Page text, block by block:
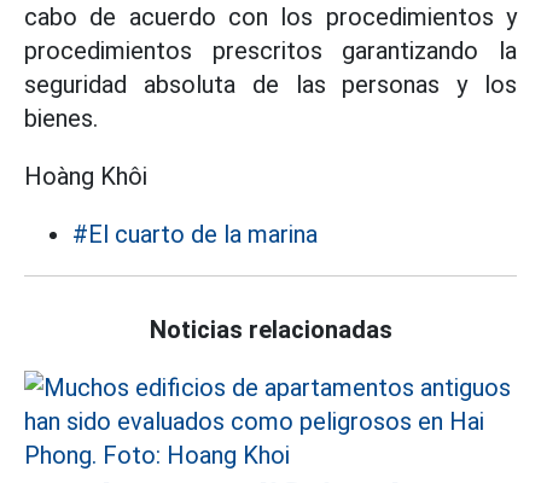
cabo de acuerdo con los procedimientos y
procedimientos prescritos garantizando la
seguridad absoluta de las personas y los
bienes.
Hoàng Khôi
#El cuarto de la marina
Noticias relacionadas